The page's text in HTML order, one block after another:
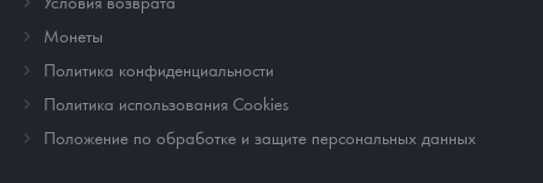
Монеты
Политика конфиденциальности
Политика использования Cookies
Положение по обработке и защите персональных данных